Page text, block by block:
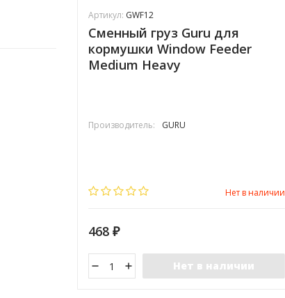
Артикул: GWF12
Сменный груз Guru для
кормушки Window Feeder
Medium Heavy
Производитель: GURU
Нет в наличии
468 ₽
Нет в наличии